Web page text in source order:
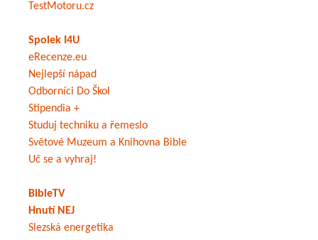
TestMotoru.cz
Spolek I4U
eRecenze.eu
Nejlepší nápad
Odborníci Do Škol
Stipendia +
Studuj techniku a řemeslo
Světové Muzeum a Knihovna Bible
Uč se a vyhraj!
BibleTV
Hnutí NEJ
Slezská energetika